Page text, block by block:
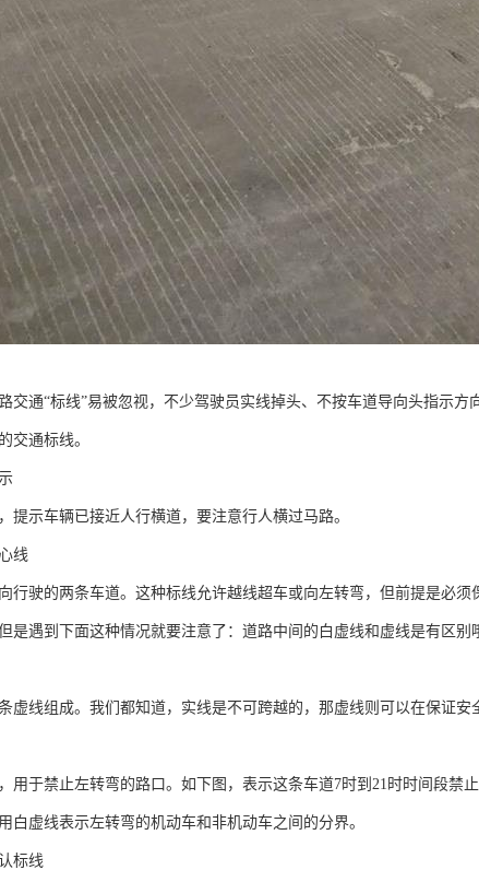
交通“标线”易被忽视，不少驾驶员实线掉头、不按车道导向头指示
交通标线。
提示车辆已接近人行横道，要注意行人横过马路。
线
行驶的两条车道。这种标线允许越线超车或向左转弯，但前提是必
是遇到下面这种情况就要注意了：道路中间的白虚线和虚线是有区别
虚线组成。我们都知道，实线是不可跨越的，那虚线则可以在保证
用于禁止左转弯的路口。如下图，表示这条车道7时到21时时间段禁止
白虚线表示左转弯的机动车和非机动车之间的分界。
标线